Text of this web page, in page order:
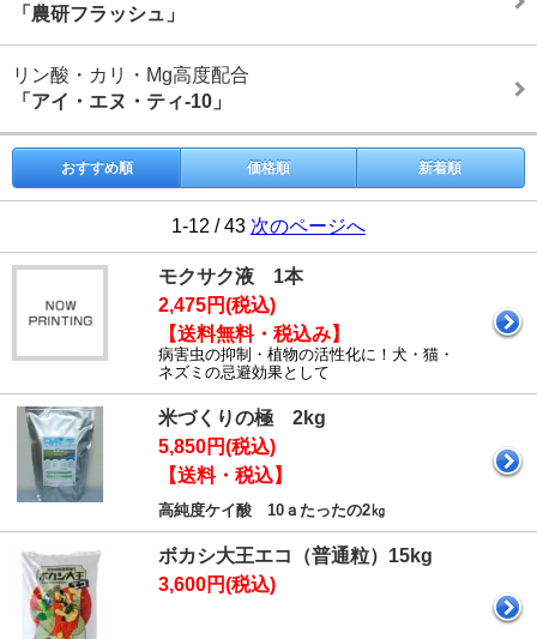
「農研フラッシュ」
リン酸・カリ・Mg高度配合
「アイ・エヌ・ティ-10」
おすすめ順 価格順 新着順
1-12 / 43 次のページへ
モクサク液 1本
2,475円(税込)
【送料無料・税込み】
病害虫の抑制・植物の活性化に！犬・猫・
ネズミの忌避効果として
米づくりの極 2kg
5,850円(税込)
【送料・税込】
高純度ケイ酸 10ａたったの2㎏
ボカシ大王エコ（普通粒）15kg
3,600円(税込)